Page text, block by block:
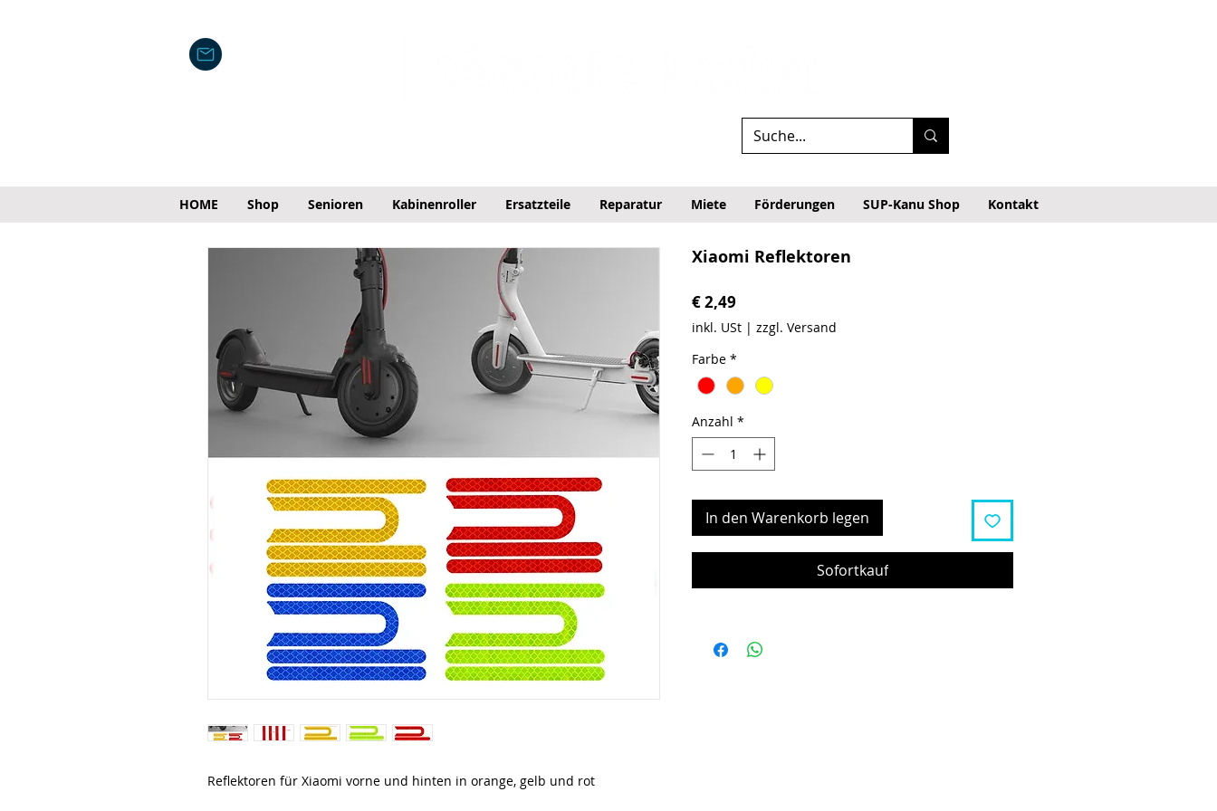
HOME Shop Senioren Kabinenroller Ersatzteile Reparatur Miete Förderungen SUP-Kanu Shop Kontakt
Reflektoren für Xiaomi vorne und hinten in orange, gelb und rot
Xiaomi Reflektoren
€ 2,49Preis
inkl. USt| zzgl. Versand
Farbe *
Anzahl *
In den Warenkorb legen
Sofortkauf